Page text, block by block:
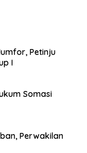
Petinju
I
Somasi
Perwakilan